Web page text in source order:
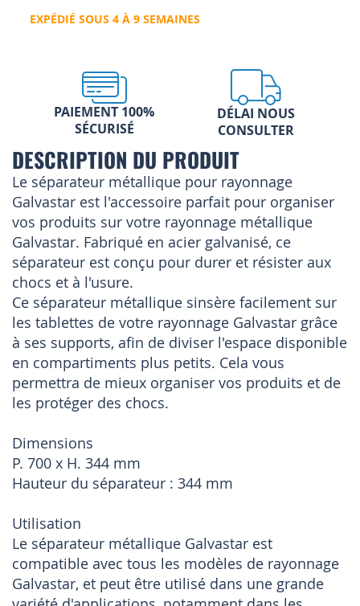
EXPÉDIÉ SOUS 4 À 9 SEMAINES
PAIEMENT 100%
SÉCURISÉ
DÉLAI NOUS
CONSULTER
DESCRIPTION DU PRODUIT
Le séparateur métallique pour rayonnage
Galvastar est l'accessoire parfait pour organiser
vos produits sur votre rayonnage métallique
Galvastar. Fabriqué en acier galvanisé, ce
séparateur est conçu pour durer et résister aux
chocs et à l'usure.
Ce séparateur métallique sinsère facilement sur
les tablettes de votre rayonnage Galvastar grâce
à ses supports, afin de diviser l'espace disponible
en compartiments plus petits. Cela vous
permettra de mieux organiser vos produits et de
les protéger des chocs.
Dimensions
P. 700 x H. 344 mm
Hauteur du séparateur : 344 mm
Utilisation
Le séparateur métallique Galvastar est
compatible avec tous les modèles de rayonnage
Galvastar, et peut être utilisé dans une grande